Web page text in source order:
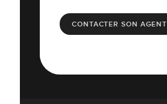
CONTACTER SON AGENT